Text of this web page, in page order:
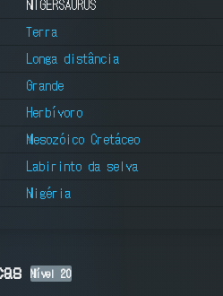
NIGERSAURUS
Terra
Longa distância
Grande
Herbívoro
Mesozóico Cretáceo
Labirinto da selva
Nigéria
Nível 20